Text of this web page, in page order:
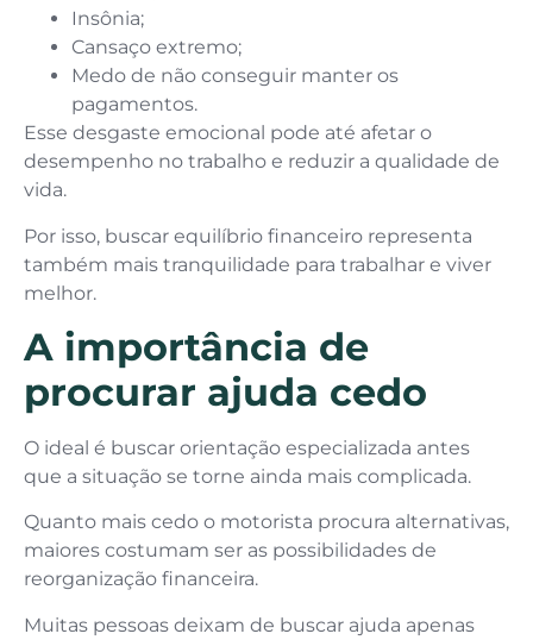
Insônia;
Cansaço extremo;
Medo de não conseguir manter os
pagamentos.
Esse desgaste emocional pode até afetar o
desempenho no trabalho e reduzir a qualidade de
vida.
Por isso, buscar equilíbrio financeiro representa
também mais tranquilidade para trabalhar e viver
melhor.
A importância de
procurar ajuda cedo
O ideal é buscar orientação especializada antes
que a situação se torne ainda mais complicada.
Quanto mais cedo o motorista procura alternativas,
maiores costumam ser as possibilidades de
reorganização financeira.
Muitas pessoas deixam de buscar ajuda apenas